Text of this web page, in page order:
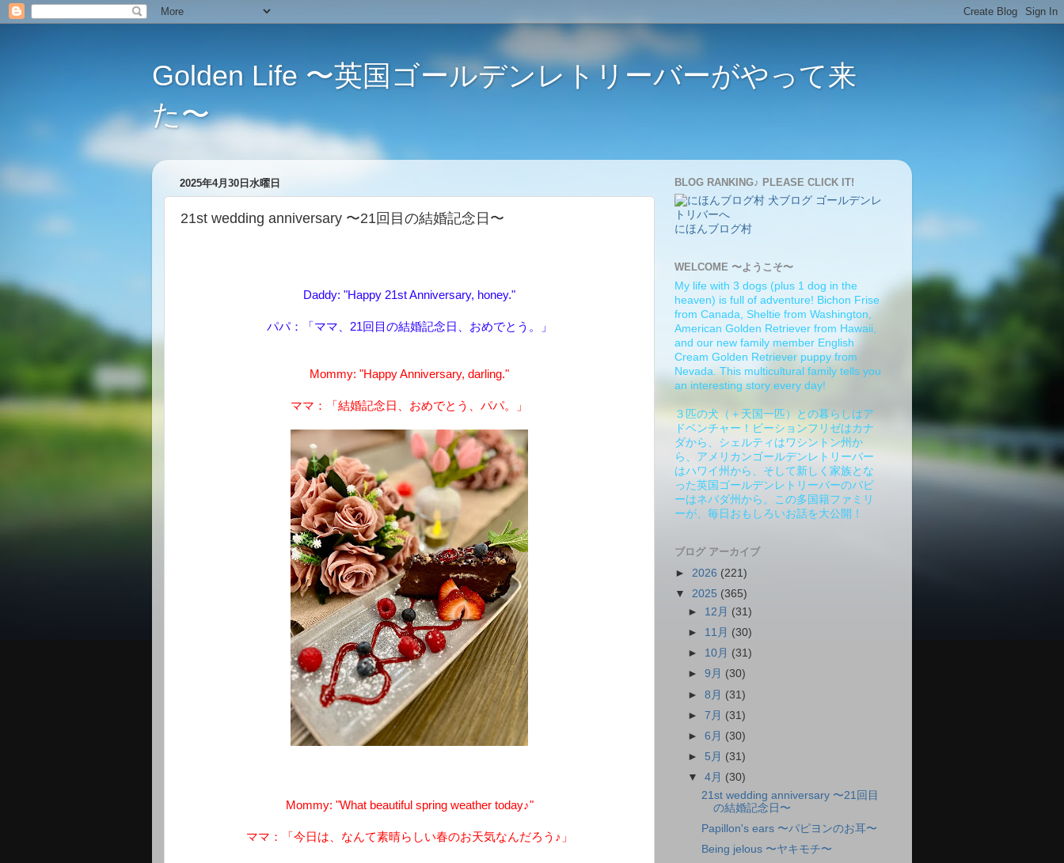
Golden Life 〜英国ゴールデンレトリーバーがやって来
た〜
2025年4月30日水曜日
21st wedding anniversary 〜21回目の結婚記念日〜
Daddy: "Happy 21st Anniversary, honey."
パパ：「ママ、21回目の結婚記念日、おめでとう。」
Mommy: "Happy Anniversary, darling."
ママ：「結婚記念日、おめでとう、パパ。」
Mommy: "What beautiful spring weather today♪"
ママ：「今日は、なんて素晴らしい春のお天気なんだろう♪」
BLOG RANKING♪ PLEASE CLICK IT!
にほんブログ村
WELCOME 〜ようこそ〜
My life with 3 dogs (plus 1 dog in the
heaven) is full of adventure! Bichon Frise
from Canada, Sheltie from Washington,
American Golden Retriever from Hawaii,
and our new family member English
Cream Golden Retriever puppy from
Nevada. This multicultural family tells you
an interesting story every day!
３匹の犬（＋天国一匹）との暮らしはア
ドベンチャー！ビーションフリゼはカナ
ダから、シェルティはワシントン州か
ら、アメリカンゴールデンレトリーバー
はハワイ州から、そして新しく家族とな
った英国ゴールデンレトリーバーのパピ
ーはネバダ州から。この多国籍ファミリ
ーが、毎日おもしろいお話を大公開！
ブログ アーカイブ
► 2026 (221)
▼ 2025 (365)
► 12月 (31)
► 11月 (30)
► 10月 (31)
►9月 (30)
►8月 (31)
►7月 (31)
►6月 (30)
► 5月 (31)
▼4月 (30)
21st wedding anniversary 〜21回目
の結婚記念日〜
Papillon's ears 〜パピヨンのお耳〜
Being jelous 〜ヤキモチ〜